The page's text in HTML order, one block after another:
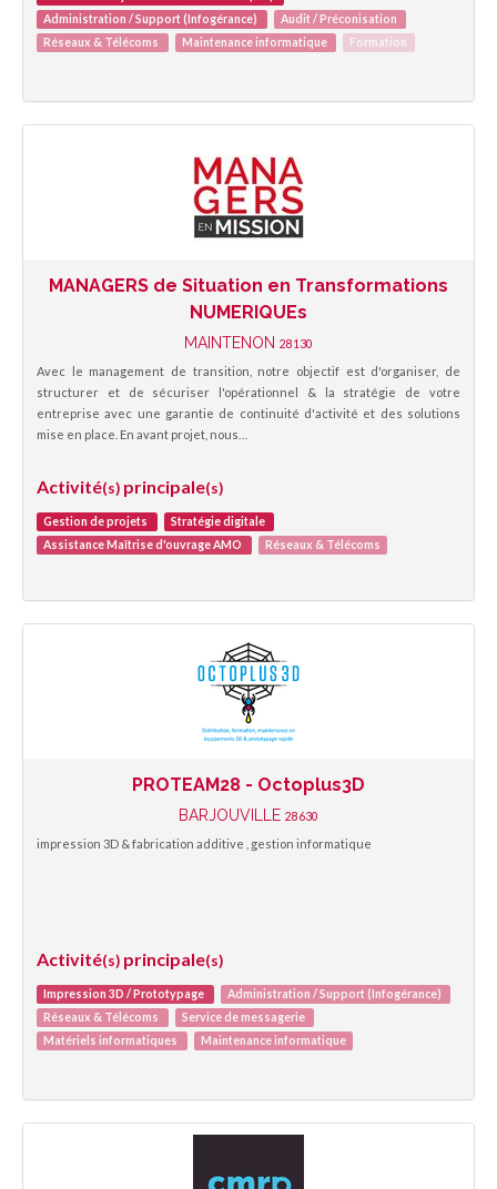
Administration / Support (Infogérance)
Audit / Préconisation
Réseaux & Télécoms
Maintenance informatique Formation
MANAGERS de Situation en Transformations
NUMERIQUEs
MAINTENON 28130
Avec le management de transition, notre objectif est d'organiser, de
structurer et de sécuriser l'opérationnel & la stratégie de votre
entreprise avec une garantie de continuité d'activité et des solutions
mise en place. En avant projet, nous…
Activité(s) principale(s)
Gestion de projets
Stratégie digitale
Assistance Maîtrise d'ouvrage AMO
Réseaux & Télécoms
PROTEAM28 - Octoplus3D
BARJOUVILLE 28630
impression 3D & fabrication additive , gestion informatique
Activité(s) principale(s)
Impression 3D / Prototypage
Administration / Support (Infogérance)
Réseaux & Télécoms
Service de messagerie
Matériels informatiques
Maintenance informatique